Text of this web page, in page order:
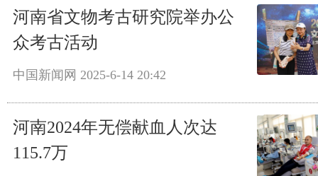
河南省文物考古研究院举办公
众考古活动
中国新闻网 2025-6-14 20:42
河南2024年无偿献血人次达
115.7万